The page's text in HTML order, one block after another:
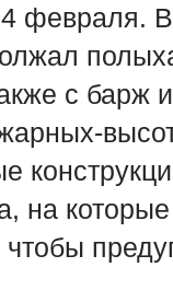
февраля.
с барж
на